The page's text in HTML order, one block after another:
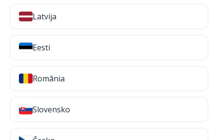
Latvija
Eesti
România
Slovensko